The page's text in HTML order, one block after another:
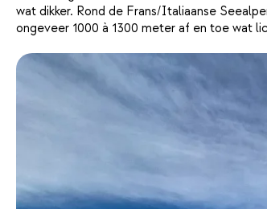
wat dikker. Rond de Frans/Italiaanse
ongeveer 1000 à 1300 meter af en toe wat